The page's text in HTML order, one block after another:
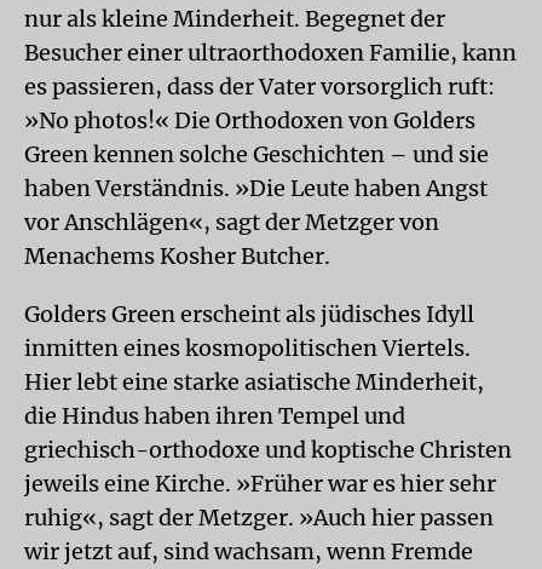
nur als kleine Minderheit. Begegnet der
Besucher einer ultraorthodoxen Familie, kann
es passieren, dass der Vater vorsorglich ruft:
»No photos!« Die Orthodoxen von Golders
Green kennen solche Geschichten – und sie
haben Verständnis. »Die Leute haben Angst
vor Anschlägen«, sagt der Metzger von
Menachems Kosher Butcher.
Golders Green erscheint als jüdisches Idyll
inmitten eines kosmopolitischen Viertels.
Hier lebt eine starke asiatische Minderheit,
die Hindus haben ihren Tempel und
griechisch-orthodoxe und koptische Christen
jeweils eine Kirche. »Früher war es hier sehr
ruhig«, sagt der Metzger. »Auch hier passen
wir jetzt auf, sind wachsam, wenn Fremde